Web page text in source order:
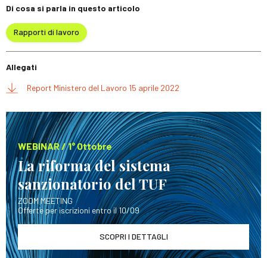
Di cosa si parla in questo articolo
Rapporti di lavoro
Allegati
Report Ministero del Lavoro 15 aprile 2022
WEBINAR / 1° Ottobre
La riforma del sistema
sanzionatorio del TUF
ZOOM MEETING
Offerte per iscrizioni entro il 10/09
SCOPRI I DETTAGLI